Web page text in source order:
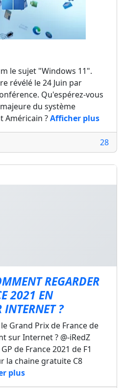
le sujet "Windows 11".
révélé le 24 Juin par
Qu'espérez-vous
du système
Américain ?Afficher plus
28
REGARDER
2021 EN
INTERNET ?
Grand Prix de France de
sur Internet ? @-iRedZ
de France 2021 de F1
la chaine gratuite C8
plus